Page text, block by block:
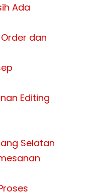
Ada
dan
Editing
Selatan